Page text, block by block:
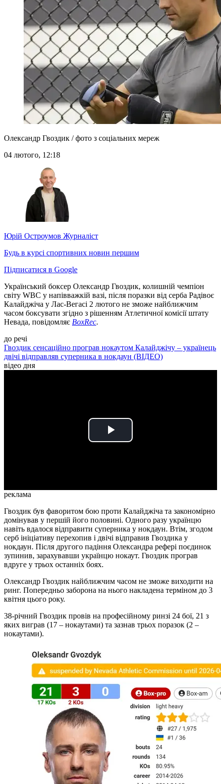
Олександр Гвоздик / фото з соціальних мереж
04 лютого, 12:18
Юрій Остроумов Журналіст
Будь в курсі спортивних новин першим
Підписатися в Google
Український боксер Олександр Гвоздик, колишній чемпіон
світу WBC у напівважкій вазі, після поразки від серба Радівоє
Калайджіча у Лас-Вегасі 2 лютого не зможе найближчим
часом боксувати згідно з рішенням Атлетичної комісії штату
Невада, повідомляє BoxRec.
до речі
Гвоздик сенсаційно програв нокаутом Калайджічу – українець
двічі відправляв суперника в нокдаун (ВІДЕО)
відео дня
Play
реклама
Гвоздик був фаворитом бою проти Калайджіча та закономірно
домінував у першій його половині. Одного разу українцю
навіть вдалося відправити суперника у нокдаун. Втім, згодом
серб ініціативу перехопив і двічі відправив Гвоздика у
нокдаун. Після другого падіння Олександра рефері поєдинок
зупинив, зарахувавши українцю нокаут. Гвоздик програв
вдруге у трьох останніх боях.
Олександр Гвоздик найближчим часом не зможе виходити на
ринг. Попередньо заборона на нього накладена терміном до 3
квітня цього року.
38-річний Гвоздик провів на професійному ринзі 24 бої, 21 з
яких виграв (17 – нокаутами) та зазнав трьох поразок (2 –
нокаутами).